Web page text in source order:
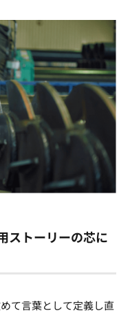
ストーリーの芯に
て言葉として定義し直